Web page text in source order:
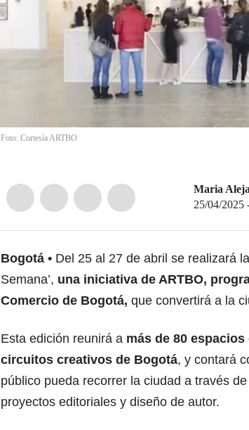
Foto: Cortesía ARTBO
Maria
25/04/2025
Bogotá
Del 25 al 27 de abril se realizará
Semana’, una iniciativa de ARTBO,
Comercio de Bogotá, que convertirá a la
Esta edición reunirá a más de 80
circuitos creativos de Bogotá, y contará
público pueda recorrer la ciudad a través
proyectos editoriales y diseño de autor.